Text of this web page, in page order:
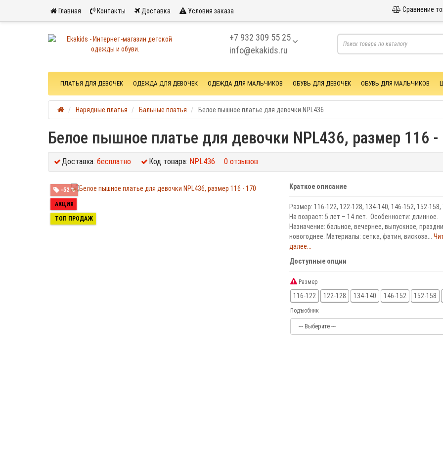
Главная Контакты Доставка Условия заказа Сравнение
+7 932 309 55 25
info@ekakids.ru
ПЛАТЬЯ ДЛЯ ДЕВОЧЕК ОДЕЖДА ДЛЯ ДЕВОЧЕК ОДЕЖДА ДЛЯ МАЛЬЧИКОВ ОБУВЬ ДЛЯ ДЕВОЧЕК ОБУВЬ ДЛЯ МАЛЬЧИКОВ
Нарядные платья Бальные платья Белое пышное платье для девочки NPL436
Белое пышное платье для девочки NPL436, размер 116 -
Доставка: бесплатно Код товара: NPL436 0 отзывов
-52 %
АКЦИЯ
ТОП ПРОДАЖ
Краткое описание
Размер: 116-122, 122-128, 134-140, 146-152, 152-158,
На возраст: 5 лет – 14 лет. Особенности: длинное.
Назначение: бальное, вечернее, выпускное,
новогоднее. Материалы: сетка, фатин, вискоза...
далее...
Доступные опции
Размер
116-122 122-128 134-140 146-152 152-158
Подъюбник